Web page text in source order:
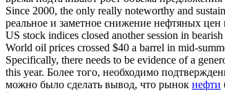
Since 2000, the only really noteworthy and
реальное и заметное снижение нефтяных
US stock indices closed another session in
World oil prices crossed $40 a barrel in mid-
Specifically, there needs to be evidence of a
this year. Более того, необходимо
можно было сделать вывод, что рынок нефти